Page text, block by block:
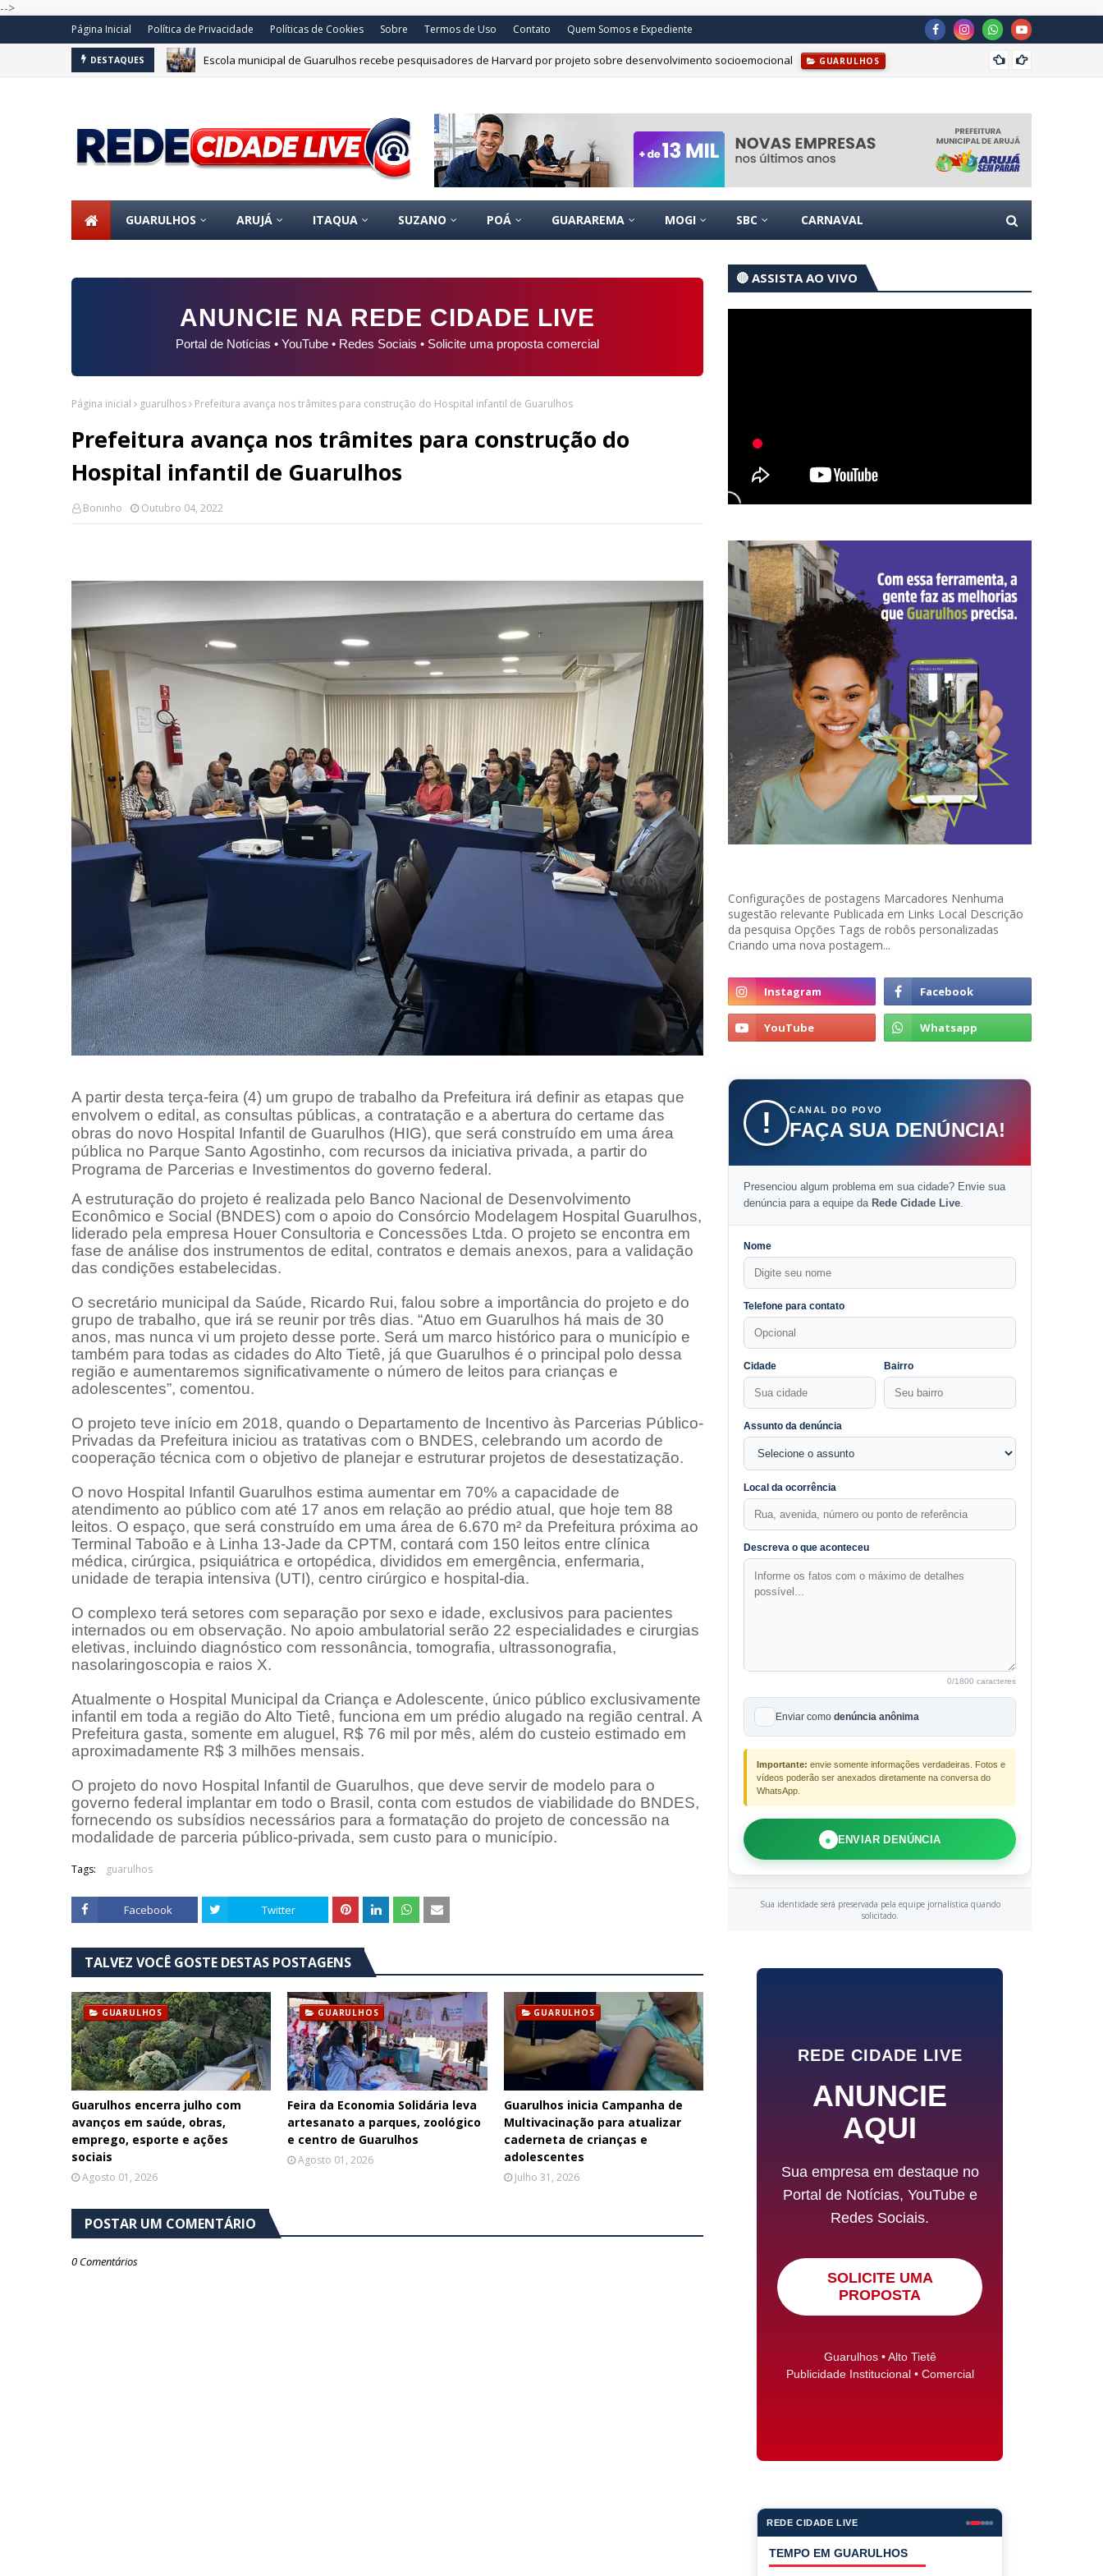
-->
Página Inicial Política de Privacidade Políticas de Cookies Sobre Termos de Uso Contato Quem Somos e Expediente
DESTAQUES Escola municipal de Guarulhos recebe pesquisadores de Harvard por projeto sobre desenvolvimento socioemocional GUARULHOS
GUARULHOS ARUJÁ ITAQUA SUZANO POÁ GUARAREMA MOGI SBC CARNAVAL
ANUNCIE NA REDE CIDADE LIVE
Portal de Notícias • YouTube • Redes Sociais • Solicite uma proposta comercial
Página inicial guarulhos Prefeitura avança nos trâmites para construção do Hospital infantil de Guarulhos
Prefeitura avança nos trâmites para construção do
Hospital infantil de Guarulhos
Boninho Outubro 04, 2022
A partir desta terça-feira (4) um grupo de trabalho da Prefeitura irá definir as etapas que
envolvem o edital, as consultas públicas, a contratação e a abertura do certame das
obras do novo Hospital Infantil de Guarulhos (HIG), que será construído em uma área
pública no Parque Santo Agostinho, com recursos da iniciativa privada, a partir do
Programa de Parcerias e Investimentos do governo federal.
A estruturação do projeto é realizada pelo Banco Nacional de Desenvolvimento
Econômico e Social (BNDES) com o apoio do Consórcio Modelagem Hospital Guarulhos,
liderado pela empresa Houer Consultoria e Concessões Ltda. O projeto se encontra em
fase de análise dos instrumentos de edital, contratos e demais anexos, para a validação
das condições estabelecidas.
O secretário municipal da Saúde, Ricardo Rui, falou sobre a importância do projeto e do
grupo de trabalho, que irá se reunir por três dias. “Atuo em Guarulhos há mais de 30
anos, mas nunca vi um projeto desse porte. Será um marco histórico para o município e
também para todas as cidades do Alto Tietê, já que Guarulhos é o principal polo dessa
região e aumentaremos significativamente o número de leitos para crianças e
adolescentes”, comentou.
O projeto teve início em 2018, quando o Departamento de Incentivo às Parcerias Público-
Privadas da Prefeitura iniciou as tratativas com o BNDES, celebrando um acordo de
cooperação técnica com o objetivo de planejar e estruturar projetos de desestatização.
O novo Hospital Infantil Guarulhos estima aumentar em 70% a capacidade de
atendimento ao público com até 17 anos em relação ao prédio atual, que hoje tem 88
leitos. O espaço, que será construído em uma área de 6.670 m² da Prefeitura próxima ao
Terminal Taboão e à Linha 13-Jade da CPTM, contará com 150 leitos entre clínica
médica, cirúrgica, psiquiátrica e ortopédica, divididos em emergência, enfermaria,
unidade de terapia intensiva (UTI), centro cirúrgico e hospital-dia.
O complexo terá setores com separação por sexo e idade, exclusivos para pacientes
internados ou em observação. No apoio ambulatorial serão 22 especialidades e cirurgias
eletivas, incluindo diagnóstico com ressonância, tomografia, ultrassonografia,
nasolaringoscopia e raios X.
Atualmente o Hospital Municipal da Criança e Adolescente, único público exclusivamente
infantil em toda a região do Alto Tietê, funciona em um prédio alugado na região central. A
Prefeitura gasta, somente em aluguel, R$ 76 mil por mês, além do custeio estimado em
aproximadamente R$ 3 milhões mensais.
O projeto do novo Hospital Infantil de Guarulhos, que deve servir de modelo para o
governo federal implantar em todo o Brasil, conta com estudos de viabilidade do BNDES,
fornecendo os subsídios necessários para a formatação do projeto de concessão na
modalidade de parceria público-privada, sem custo para o município.
Tags: guarulhos
Facebook Twitter
TALVEZ VOCÊ GOSTE DESTAS POSTAGENS
GUARULHOS
Guarulhos encerra julho com
avanços em saúde, obras,
emprego, esporte e ações
sociais
Agosto 01, 2026
GUARULHOS
Feira da Economia Solidária leva
artesanato a parques, zoológico
e centro de Guarulhos
Agosto 01, 2026
GUARULHOS
Guarulhos inicia Campanha de
Multivacinação para atualizar
caderneta de crianças e
adolescentes
Julho 31, 2026
POSTAR UM COMENTÁRIO
0 Comentários
🔴 ASSISTA AO VIVO
Configurações de postagens Marcadores Nenhuma
sugestão relevante Publicada em Links Local Descrição
da pesquisa Opções Tags de robôs personalizadas
Criando uma nova postagem...
! CANAL DO POVO
FAÇA SUA DENÚNCIA!
Presenciou algum problema em sua cidade? Envie sua
denúncia para a equipe da Rede Cidade Live.
Nome
Telefone para contato
Cidade Bairro
Assunto da denúncia
Local da ocorrência
Descreva o que aconteceu
0/1800 caracteres
Enviar como denúncia anônima
Importante: envie somente informações verdadeiras. Fotos e
vídeos poderão ser anexados diretamente na conversa do
WhatsApp.
● ENVIAR DENÚNCIA
Sua identidade será preservada pela equipe jornalística quando
solicitado.
REDE CIDADE LIVE
ANUNCIE
AQUI
Sua empresa em destaque no
Portal de Notícias, YouTube e
Redes Sociais.
SOLICITE UMA
PROPOSTA
Guarulhos • Alto Tietê
Publicidade Institucional • Comercial
REDE CIDADE LIVE
COTAÇÕES